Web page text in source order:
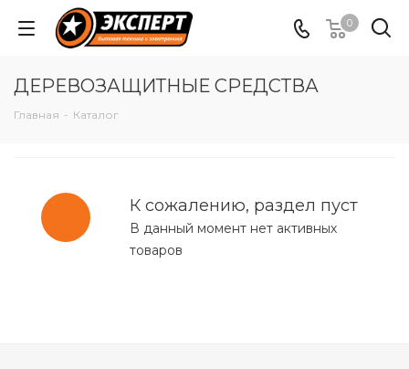
0
ДЕРЕВОЗАЩИТНЫЕ СРЕДСТВА
Главная - Каталог
К сожалению, раздел пуст
В данный момент нет активных
товаров